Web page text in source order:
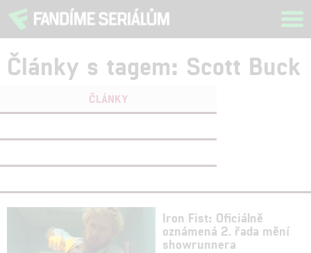
Články s tagem: Scott Buck
ČLÁNKY
Iron Fist: Oficiálně
oznámená 2. řada mění
showrunnera